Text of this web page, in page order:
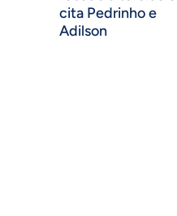
cita Pedrinho e
Adilson